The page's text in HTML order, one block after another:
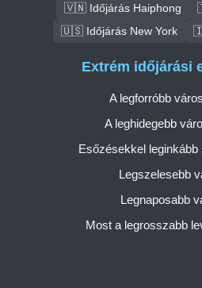
🇻🇳 Időjárás Haiphong
🇺🇸 Időjárás New York
Extrém időjárási
A legforróbb
A leghidegebb
Esőzésekkel leginkább
Legszelesebb
Legnaposabb
Most a legrosszabb